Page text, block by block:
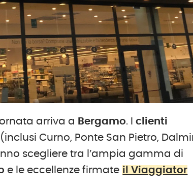
arriva a Bergamo. Iclienti
Curno, Ponte San Pietro,
scegliere tra l’ampia gamma di
e le eccellenze firmate il Viaggiator